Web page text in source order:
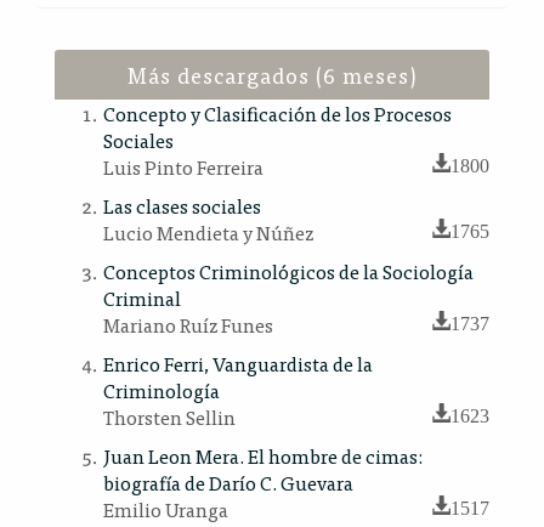
Más descargados (6 meses)
Concepto y Clasificación de los Procesos
Sociales
Luis Pinto Ferreira
1800
Las clases sociales
Lucio Mendieta y Núñez
1765
Conceptos Criminológicos de la Sociología
Criminal
Mariano Ruíz Funes
1737
Enrico Ferri, Vanguardista de la
Criminología
Thorsten Sellin
1623
Juan Leon Mera. El hombre de cimas:
biografía de Darío C. Guevara
Emilio Uranga
1517